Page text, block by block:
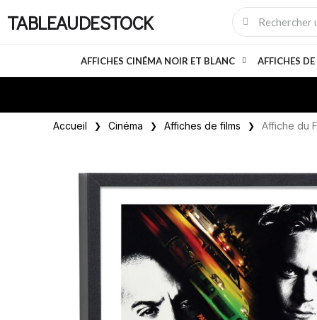
TABLEAUDESTOCK
AFFICHES CINÉMA NOIR ET BLANC AFFICHES
Accueil Cinéma Affiches de films Affiche du